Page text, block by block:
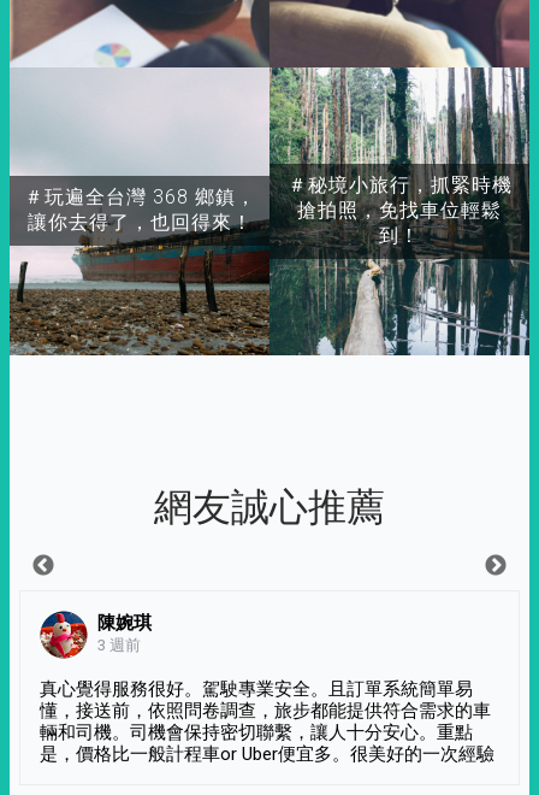
＃玩遍全台灣 368 鄉鎮，
讓你去得了，也回得來！
＃秘境小旅行，抓緊時機
搶拍照，免找車位輕鬆
到！
網友誠心推薦
陳婉琪
3 週前
真心覺得服務很好。駕駛專業安全。且訂單系統簡單易
懂，接送前，依照問卷調查，旅步都能提供符合需求的車
輛和司機。司機會保持密切聯繫，讓人十分安心。重點
是，價格比一般計程車or Uber便宜多。很美好的一次經驗